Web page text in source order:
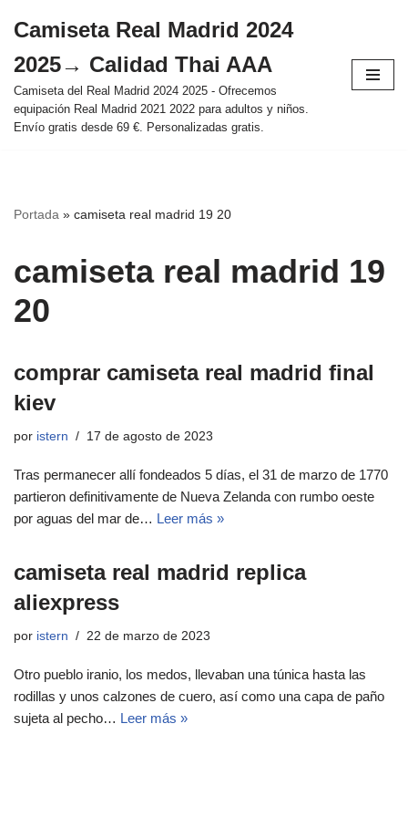
al
contenido
Camiseta Real Madrid 2024
2025→ Calidad Thai AAA
Camiseta del Real Madrid 2024 2025 - Ofrecemos
equipación Real Madrid 2021 2022 para adultos y niños.
Envío gratis desde 69 €. Personalizadas gratis.
Portada » camiseta real madrid 19 20
camiseta real madrid 19
20
comprar camiseta real madrid final
kiev
por istern 17 de agosto de 2023
Tras permanecer allí fondeados 5 días, el 31 de marzo de 1770
partieron definitivamente de Nueva Zelanda con rumbo oeste
por aguas del mar de… Leer más »
camiseta real madrid replica
aliexpress
por istern 22 de marzo de 2023
Otro pueblo iranio, los medos, llevaban una túnica hasta las
rodillas y unos calzones de cuero, así como una capa de paño
sujeta al pecho… Leer más »